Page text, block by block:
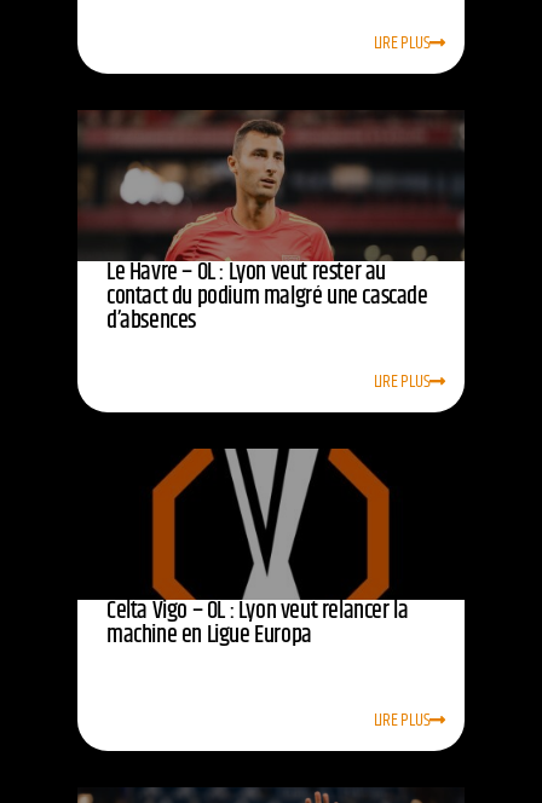
LIRE PLUS
Le Havre – OL : Lyon veut rester au
contact du podium malgré une cascade
d’absences
LIRE PLUS
Celta Vigo – OL : Lyon veut relancer la
machine en Ligue Europa
LIRE PLUS